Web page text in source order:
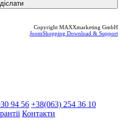
Copyright MAXXmarketing GmbH
JoomShopping Download & Support
94 56 +38(063) 254 36 10
Контакти